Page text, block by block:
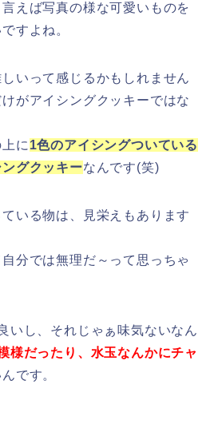
えば写真の様な可愛いものを
すよね。
いって感じるかもしれません
がアイシングクッキーではな
に 1色のアイシングついている
グクッキーなんです(笑)
いる物は、見栄えもあります
分では無理だ～って思っちゃ
いし、それじゃぁ味気ないなん
様だったり、水玉なんかにチャ
です。